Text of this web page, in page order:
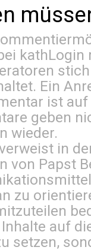
kathLogin
Ein
ist
geben
wieder.
in
von Papst
zu
auf
setzen,